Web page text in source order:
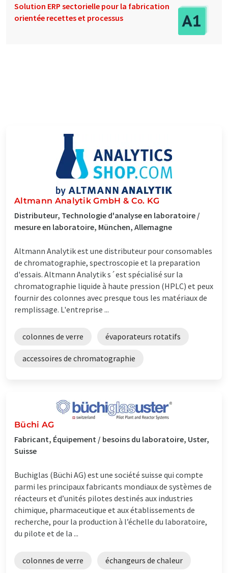
Solution ERP sectorielle pour la fabrication
orientée recettes et processus
Altmann Analytik GmbH & Co. KG
Distributeur, Technologie d'analyse en laboratoire /
mesure en laboratoire, München, Allemagne
Altmann Analytik est une distributeur pour consomables
de chromatographie, spectroscopie et la preparation
d'essais. Altmann Analytik s´est spécialisé sur la
chromatographie liquide à haute pression (HPLC) et peux
fournir des colonnes avec presque tous les matériaux de
remplissage. L'entreprise ...
colonnes de verre évaporateurs rotatifs
accessoires de chromatographie
Büchi AG
Fabricant, Équipement / besoins du laboratoire, Uster,
Suisse
Buchiglas (Büchi AG) est une société suisse qui compte
parmi les principaux fabricants mondiaux de systèmes de
réacteurs et d’unités pilotes destinés aux industries
chimique, pharmaceutique et aux établissements de
recherche, pour la production à l’échelle du laboratoire,
du pilote et de la ...
colonnes de verre échangeurs de chaleur